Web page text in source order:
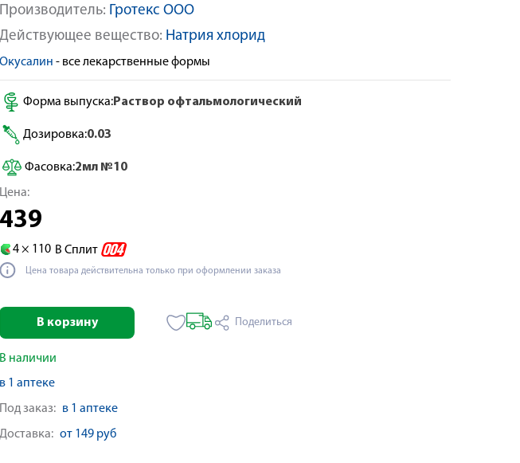
Производитель: Гротекс ООО
Действующее вещество: Натрия хлорид
Окусалин - все лекарственные формы
Форма выпуска:Раствор офтальмологический
Дозировка:0.03
Фасовка:2мл №10
Цена:
439
4 × 110 В Сплит
Цена товара действительна только при оформлении заказа
В корзину Поделиться
В наличии
в 1 аптеке
Под заказ: в 1 аптеке
Доставка: от 149 руб